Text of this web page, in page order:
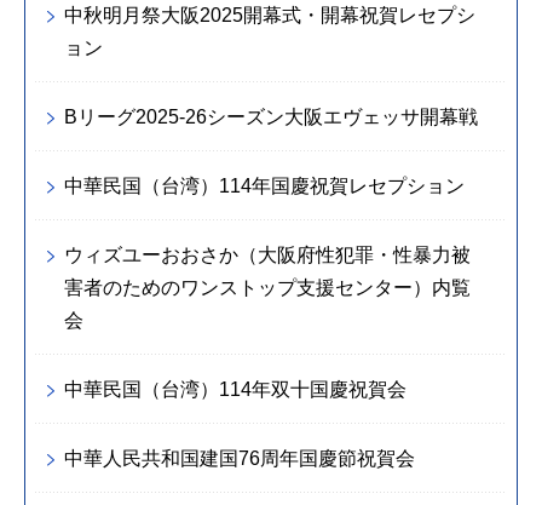
中秋明月祭大阪2025開幕式・開幕祝賀レセプシ
ョン
Bリーグ2025-26シーズン大阪エヴェッサ開幕戦
中華民国（台湾）114年国慶祝賀レセプション
ウィズユーおおさか（大阪府性犯罪・性暴力被
害者のためのワンストップ支援センター）内覧
会
中華民国（台湾）114年双十国慶祝賀会
中華人民共和国建国76周年国慶節祝賀会